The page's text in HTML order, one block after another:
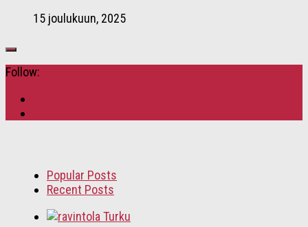
15 joulukuun, 2025
Follow:
Popular Posts
Recent Posts